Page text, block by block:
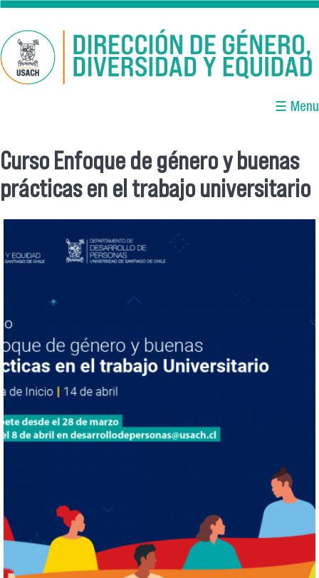
Pasar al contenido principal
☰ Menu
Se encuentra usted aquí
Curso Enfoque de género y buenas
prácticas en el trabajo universitario